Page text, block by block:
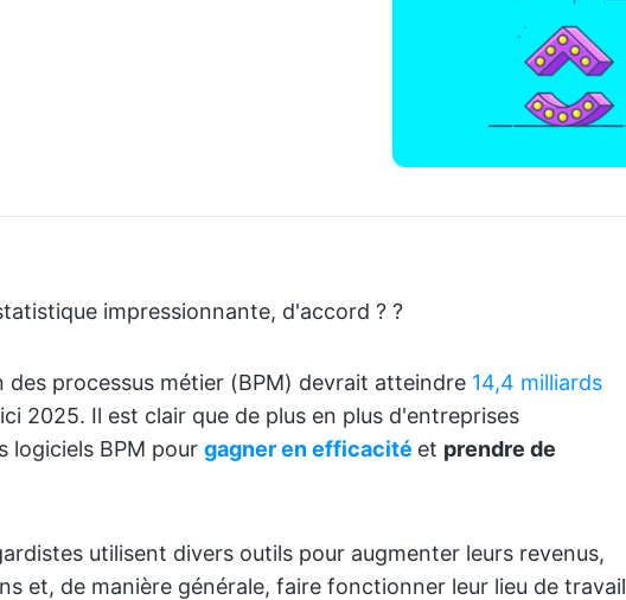
impressionnante, d'accord ? ?
des processus métier (BPM) devrait atteindre 14,4 milliards
2025. Il est clair que de plus en plus d'entreprises
logiciels BPM pour gagner en efficacité et prendre de
utilisent divers outils pour augmenter leurs revenus,
et, de manière générale, faire fonctionner leur lieu de travail